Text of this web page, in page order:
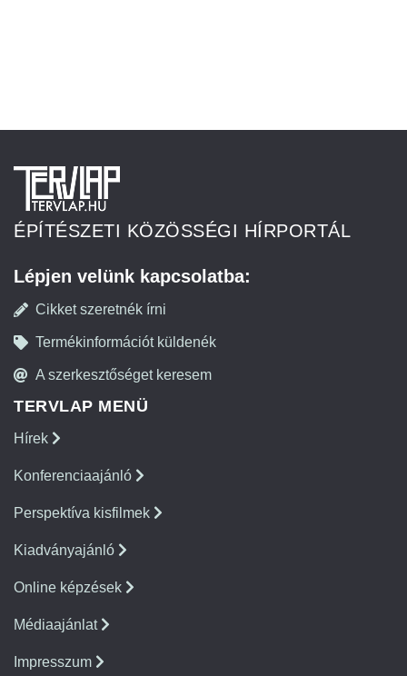
ÉPÍTÉSZETI KÖZÖSSÉGI HÍRPORTÁL
Lépjen velünk kapcsolatba:
Cikket szeretnék írni
Termékinformációt küldenék
A szerkesztőséget keresem
TERVLAP MENÜ
Hírek
Konferenciaajánló
Perspektíva kisfilmek
Kiadványajánló
Online képzések
Médiaajánlat
Impresszum